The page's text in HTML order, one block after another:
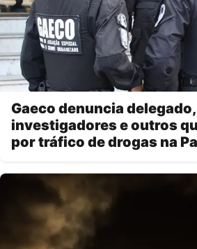
Gaeco denuncia delegado,
investigadores e outros
por tráfico de drogas na